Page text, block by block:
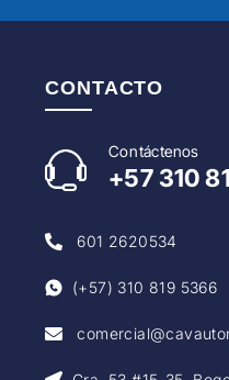
CONTACTO
Contáctenos
+57 310
601 2620534
(+57) 310 819 5366